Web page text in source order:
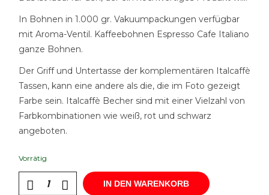
In Bohnen in 1.000 gr. Vakuumpackungen verfügbar
mit Aroma-Ventil. Kaffeebohnen Espresso Cafe Italiano
ganze Bohnen.
Der Griff und Untertasse der komplementären Italcaffè
Tassen, kann eine andere als die, die im Foto gezeigt
Farbe sein. Italcaffè Becher sind mit einer Vielzahl von
Farbkombinationen wie weiß, rot und schwarz
angeboten.
Vorrätig
IN DEN WARENKORB